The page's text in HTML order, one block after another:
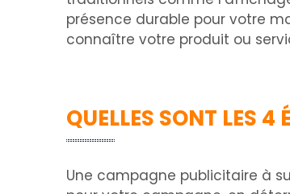
présence durable pour votre
connaître votre produit ou
QUELLES SONT LES
Une campagne publicitaire à